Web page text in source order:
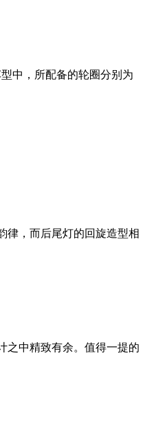
中，所配备的轮圈分别为
律，而后尾灯的回旋造型相
之中精致有余。值得一提的